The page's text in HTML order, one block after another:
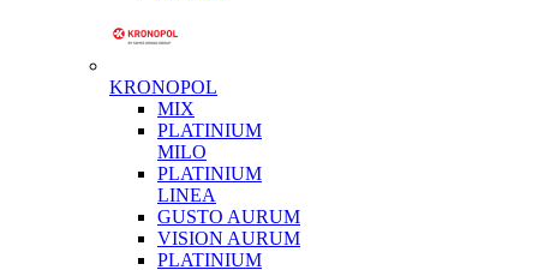
KRONOPOL
MIX
PLATINIUM
MILO
PLATINIUM
LINEA
GUSTO AURUM
VISION AURUM
PLATINIUM